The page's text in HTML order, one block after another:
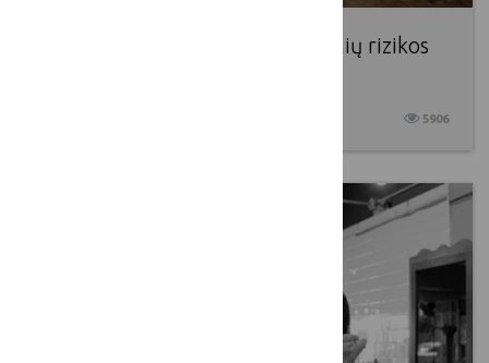
Ūkininkams reikia veiksmingesnių rizikos
5906